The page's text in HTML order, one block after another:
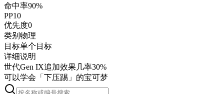
命中率90%
PP10
优先度0
类别 物理
目标单个目标
详细说明
世代Gen IX追加效果几率30%
可以学会「下压踢」的宝可梦